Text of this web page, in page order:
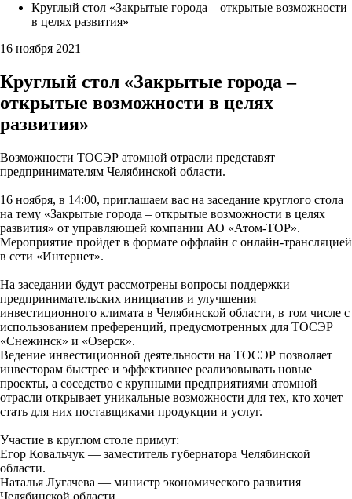
Круглый стол «Закрытые города – открытые возможности
в целях развития»
16 ноября 2021
Круглый стол «Закрытые города –
открытые возможности в целях
развития»
Возможности ТОСЭР атомной отрасли представят
предпринимателям Челябинской области.
16 ноября, в 14:00, приглашаем вас на заседание круглого стола
на тему «Закрытые города – открытые возможности в целях
развития» от управляющей компании АО «Атом-ТОР».
Мероприятие пройдет в формате оффлайн с онлайн-трансляцией
в сети «Интернет».
На заседании будут рассмотрены вопросы поддержки
предпринимательских инициатив и улучшения
инвестиционного климата в Челябинской области, в том числе с
использованием преференций, предусмотренных для ТОСЭР
«Снежинск» и «Озерск».
Ведение инвестиционной деятельности на ТОСЭР позволяет
инвесторам быстрее и эффективнее реализовывать новые
проекты, а соседство с крупными предприятиями атомной
отрасли открывает уникальные возможности для тех, кто хочет
стать для них поставщиками продукции и услуг.
Участие в круглом столе примут:
Егор Ковальчук — заместитель губернатора Челябинской
области.
Наталья Лугачева — министр экономического развития
Челябинской области.